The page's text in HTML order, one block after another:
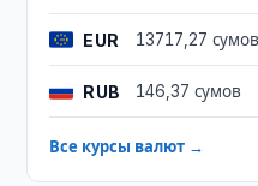
EUR 13717,27 сумов
RUB 146,37 сумов
Все курсы валют →